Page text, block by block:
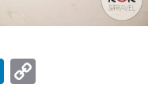
Li